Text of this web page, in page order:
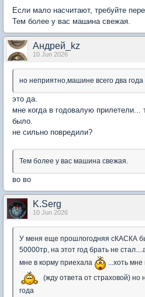
Если мало насчитают, требуйте
Тем более у вас машина свежая.
Андрей_kz
10 Jun 2026
но неприятно,машине всего два года
это да.
мне когда в годовалую прилетели...
было.
не сильно повредили?
Тем более у вас машина свежая.
во во
K.Serg
10 Jun 2026
У меня еще прошлогодняя сКАСКА
50000тр, на этот год брать не
мне в корму приехала
...хоть
(жду ответа от страховой)
года